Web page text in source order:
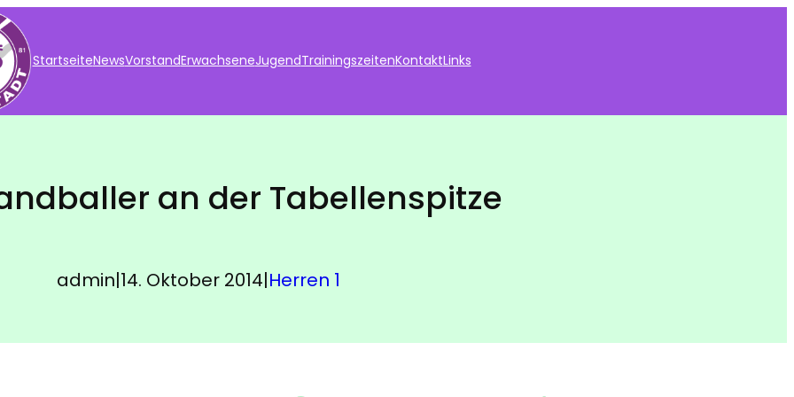
StartseiteNewsVorstandErwachseneJugendTrainingszeitenKontaktLinks
an der Tabellenspitze
admin|14. Oktober 2014|Herren 1